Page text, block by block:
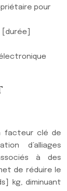
pour
facteur clé de
d’alliages
à des
de réduire le
kg, diminuant